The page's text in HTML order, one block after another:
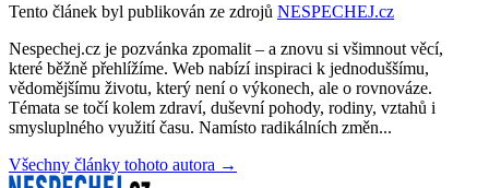
Tento článek byl publikován ze zdrojů NESPECHEJ.cz
Nespechej.cz je pozvánka zpomalit – a znovu si všimnout věcí,
které běžně přehlížíme. Web nabízí inspiraci k jednoduššímu,
vědomějšímu životu, který není o výkonech, ale o rovnováze.
Témata se točí kolem zdraví, duševní pohody, rodiny, vztahů i
smysluplného využití času. Namísto radikálních změn...
Všechny články tohoto autora →